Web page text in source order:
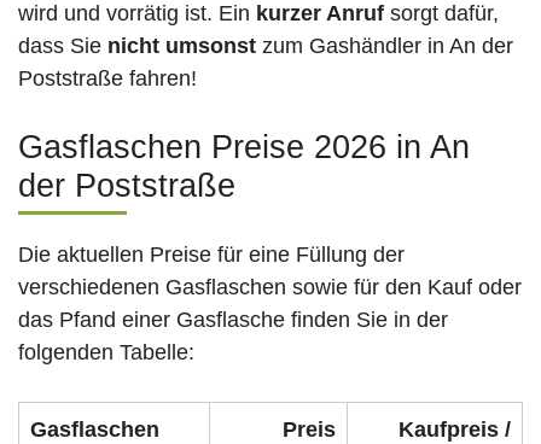
wird und vorrätig ist. Ein kurzer Anruf sorgt dafür,
dass Sie nicht umsonst zum Gashändler in An der
Poststraße fahren!
Gasflaschen Preise 2026 in An
der Poststraße
Die aktuellen Preise für eine Füllung der
verschiedenen Gasflaschen sowie für den Kauf oder
das Pfand einer Gasflasche finden Sie in der
folgenden Tabelle:
Gasflaschen
Preis
Kaufpreis /